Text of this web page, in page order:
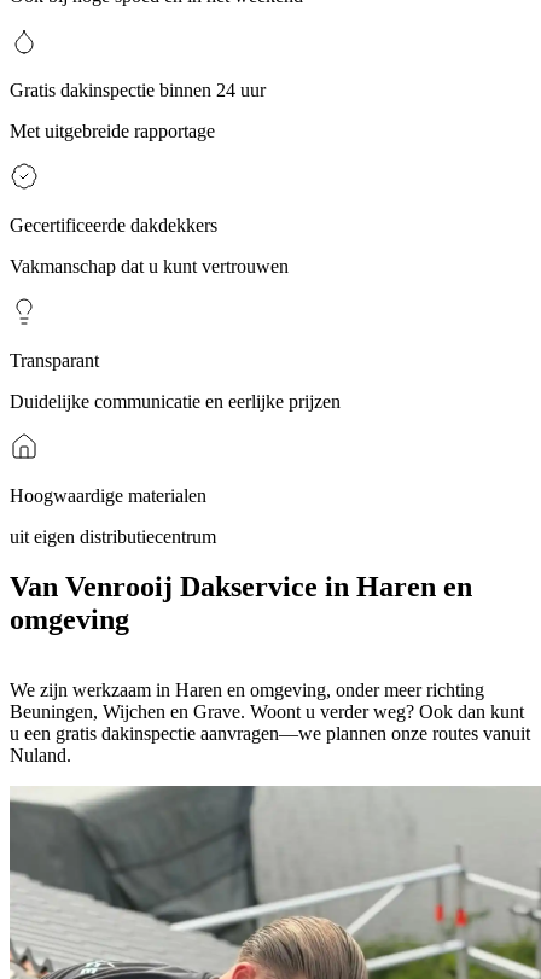
Gratis dakinspectie binnen 24 uur
Met uitgebreide rapportage
Gecertificeerde dakdekkers
Vakmanschap dat u kunt vertrouwen
Transparant
Duidelijke communicatie en eerlijke prijzen
Hoogwaardige materialen
uit eigen distributiecentrum
Van Venrooij Dakservice in Haren en
omgeving
We zijn werkzaam in Haren en omgeving, onder meer richting
Beuningen, Wijchen en Grave. Woont u verder weg? Ook dan kunt
u een gratis dakinspectie aanvragen—we plannen onze routes vanuit
Nuland.